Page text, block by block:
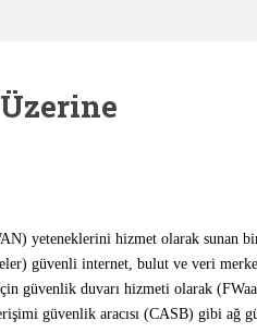
yeteneklerini hizmet olarak sunan
güvenli internet, bulut ve veri
güvenlik duvarı hizmeti olarak
güvenlik aracısı (CASB) gibi ağ